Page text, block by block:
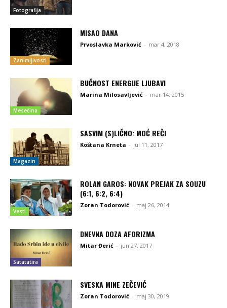
Fotografija
Zanimljivosti
MISAO DANA
Prvoslavka Marković - mar 4, 2018
Mesečina
BUČNOST ENERGIJE LJUBAVI
Marina Milosavljević - mar 14, 2015
Magazin
SASVIM (S)LIČNO: MOĆ REČI
Koštana Krneta - jul 11, 2017
Vesti
ROLAN GAROS: NOVAK PREJAK ZA SOUZU
(6:1, 6:2, 6:4)
Zoran Todorović - maj 26, 2014
Satatatira
DNEVNA DOZA AFORIZMA
Mitar Đerić - jun 27, 2017
SVESKA MINE ZEČEVIĆ
Zoran Todorović - maj 30, 2019